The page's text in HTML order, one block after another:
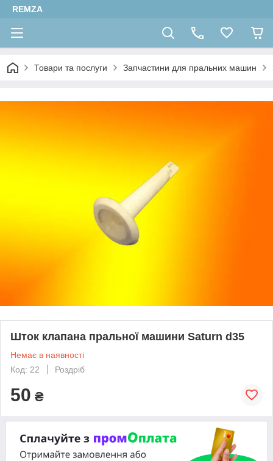
REMZA
Товари та послуги Запчастини для пральних машин
Шток клапана пральної машини Saturn d35
Немає в наявності
Код: 22
Роздріб
50 ₴